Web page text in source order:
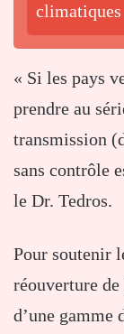
climatiques
« Si les pays
prendre au
transmission
sans contrôle
le Dr. Tedros.
Pour soutenir
réouverture
d’une gamme